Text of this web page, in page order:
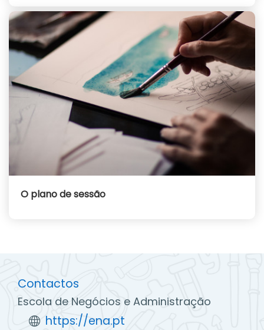
O plano de sessão
Contactos
Escola de Negócios e Administração
https://ena.pt